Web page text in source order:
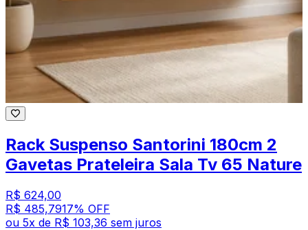
Rack Suspenso Santorini 180cm 2
Gavetas Prateleira Sala Tv 65 Nature
R$ 624,00
R$ 485,7917% OFF
ou 5x de R$ 103,36 sem juros